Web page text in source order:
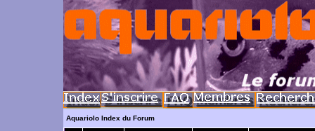
Aquariolo Index du Forum